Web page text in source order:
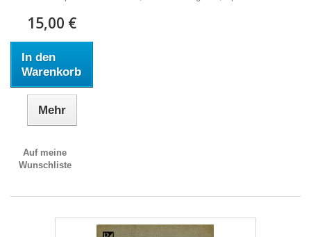
15,00 €
In den
Warenkorb
Mehr
Auf meine
Wunschliste